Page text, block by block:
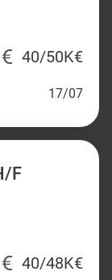
40/50K€
17/07
F
40/48K€